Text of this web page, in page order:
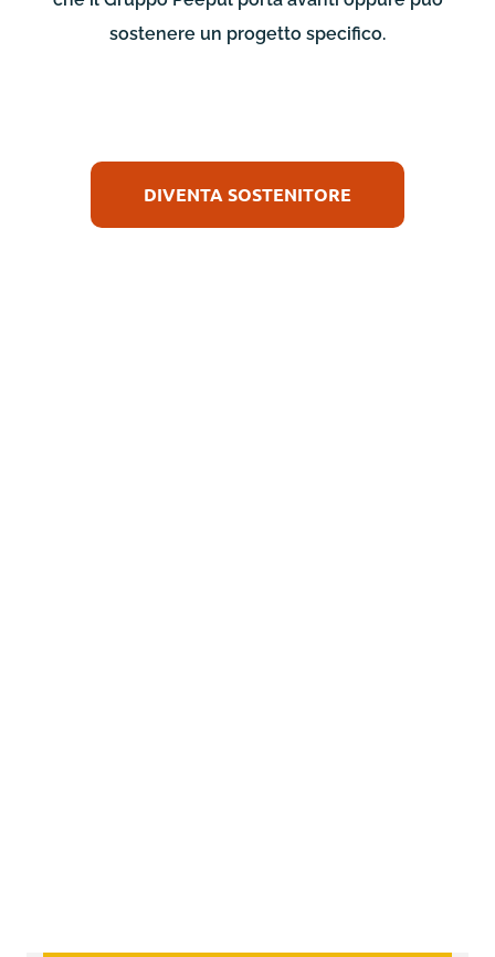
sostenere un progetto specifico.
DIVENTA SOSTENITORE